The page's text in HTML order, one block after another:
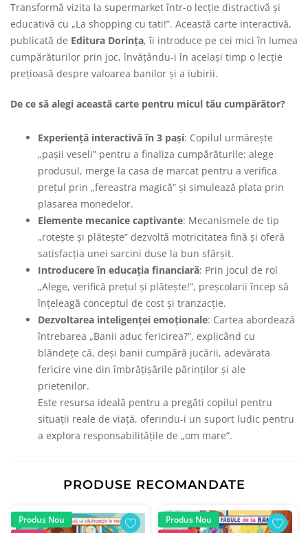
Transformă vizita la supermarket într-o lecție distractivă și
educativă cu „La shopping cu tati!”. Această carte interactivă,
publicată de Editura Dorința, îi introduce pe cei mici în lumea
cumpărăturilor prin joc, învățându-i în același timp o lecție
prețioasă despre valoarea banilor și a iubirii.
De ce să alegi această carte pentru micul tău cumpărător?
Experiență interactivă în 3 pași: Copilul urmărește
„pașii veseli” pentru a finaliza cumpărăturile: alege
produsul, merge la casa de marcat pentru a verifica
prețul prin „fereastra magică” și simulează plata prin
plasarea monedelor.
Elemente mecanice captivante: Mecanismele de tip
„rotește și plătește” dezvoltă motricitatea fină și oferă
satisfacția unei sarcini duse la bun sfârșit.
Introducere în educația financiară: Prin jocul de rol
„Alege, verifică prețul și plătește!”, preșcolarii încep să
înțeleagă conceptul de cost și tranzacție.
Dezvoltarea inteligenței emoționale: Cartea abordează
întrebarea „Banii aduc fericirea?”, explicând cu
blândețe că, deși banii cumpără jucării, adevărata
fericire vine din îmbrățișările părinților și ale
prietenilor.
Este resursa ideală pentru a pregăti copilul pentru
situații reale de viață, oferindu-i un suport ludic pentru
a explora responsabilitățile de „om mare”.
PRODUSE RECOMANDATE
Produs Nou
Produs Nou